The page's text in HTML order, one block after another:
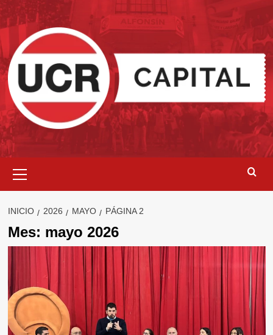
Saltar
al
contenido
primario
INICIO 2026 MAYO PÁGINA 2
Mes: mayo 2026